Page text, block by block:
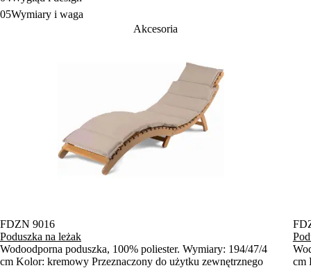
05Wymiary i waga
Akcesoria
FDZN 9016
Poduszka na leżak
Wodoodporna poduszka, 100% poliester. Wymiary: 194/47/4
cm Kolor: kremowy Przeznaczony do użytku zewnętrznego
cm